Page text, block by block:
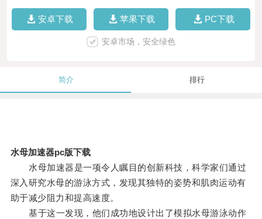
安卓下载 苹果下载 PC下载
安卓市场，安全绿色
简介 排行
水母加速器pc版下载
水母加速器是一项令人瞩目的创新科技，科学家们通过
深入研究水母的游泳方式，发现其独特的姿势和肌肉运动有
助于减少阻力和提高速度。
基于这一发现，他们成功地设计出了模拟水母游泳动作